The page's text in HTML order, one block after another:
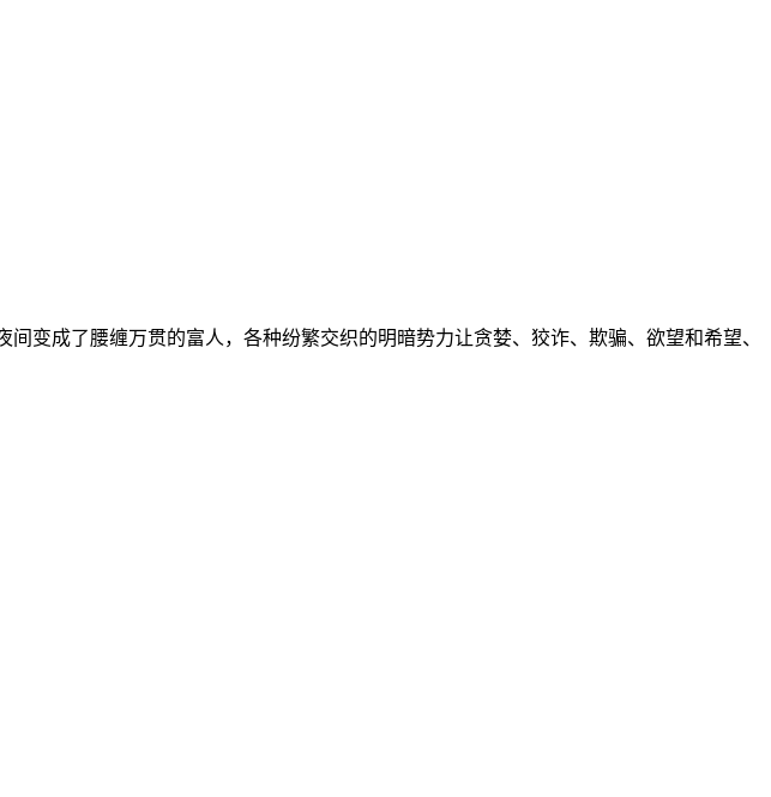
变成了腰缠万贯的富人，各种纷繁交织的明暗势力让贪婪、狡诈、欺骗、欲望和希望、